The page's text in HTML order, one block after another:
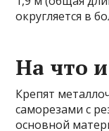
округляется в
На что
Крепят
саморезами с
основной